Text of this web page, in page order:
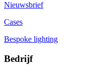
Nieuwsbrief
Cases
Bespoke lighting
Bedrijf